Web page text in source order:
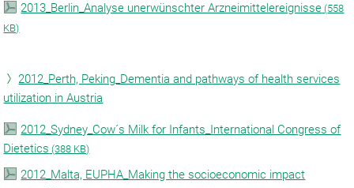
2013_Berlin_Analyse unerwünschter Arzneimittelereignisse (558
KB)
2012_Perth, Peking_Dementia and pathways of health services
utilization in Austria
2012_Sydney_Cow´s Milk for Infants_International Congress of
Dietetics (388 KB)
2012_Malta, EUPHA_Making the socioeconomic impact